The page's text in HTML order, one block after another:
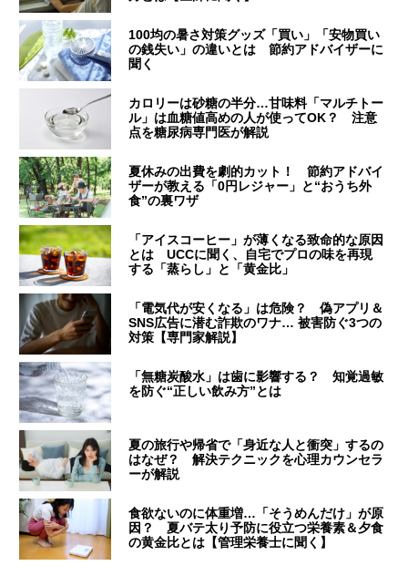
100均の暑さ対策グッズ「買い」「安物買い
の銭失い」の違いとは 節約アドバイザーに
聞く
カロリーは砂糖の半分…甘味料「マルチトー
ル」は血糖値高めの人が使ってOK？ 注意
点を糖尿病専門医が解説
夏休みの出費を劇的カット！ 節約アドバイ
ザーが教える「0円レジャー」と“おうち外
食”の裏ワザ
「アイスコーヒー」が薄くなる致命的な原因
とは UCCに聞く、自宅でプロの味を再現
する「蒸らし」と「黄金比」
「電気代が安くなる」は危険？ 偽アプリ＆
SNS広告に潜む詐欺のワナ… 被害防ぐ3つの
対策【専門家解説】
「無糖炭酸水」は歯に影響する？ 知覚過敏
を防ぐ“正しい飲み方”とは
夏の旅行や帰省で「身近な人と衝突」するの
はなぜ？ 解決テクニックを心理カウンセラ
ーが解説
食欲ないのに体重増…「そうめんだけ」が原
因？ 夏バテ太り予防に役立つ栄養素＆夕食
の黄金比とは【管理栄養士に聞く】